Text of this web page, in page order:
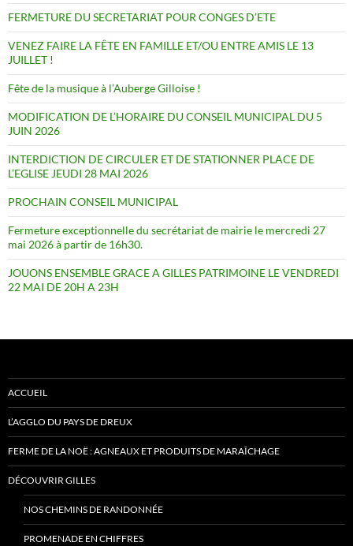
FERMETURE DU SECRETARIAT POUR CONGES D’ETE
VENEZ FAIRE LA FÊTE EN FAMILLE ET/OU ENTRE AMIS LE 13
JUILLET !
Fête de la musique à l’Auberge Gilloise !
MODIFICATION DE L’HORAIRE DU CONSEIL MUNICIPAL DU 5
JUIN 2026
INTERDICTION DE CIRCULER ET DE STATIONNER PLACE DE
L’EGLISE JEUDI 28 MAI 2026
PROCHAIN CONSEIL MUNICIPAL
Fermeture exceptionnelle du secrétariat de mairie le mercredi 27
mai 2026 à partir de 16h30.
JOUONS ENSEMBLE GRACE A GILLES PATRIMOINE LE VENDREDI
22 MAI DE 20H A 23H
ACCUEIL
L’AGGLO DU PAYS DE DREUX
FERME DE LA NOË : AGNEAUX ET PRODUITS DE MARAÎCHAGE
DÉCOUVRIR GILLES
NOS CHEMINS DE RANDONNÉE
PROMENADE EN CHIFFRES